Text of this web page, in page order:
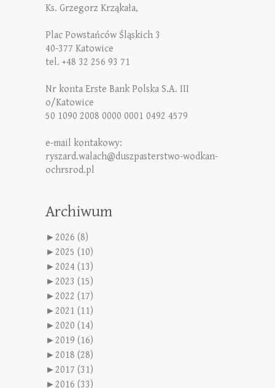
Ks. Grzegorz Krząkała,
Plac Powstańców Śląskich 3
40-377 Katowice
tel. +48 32 256 93 71
Nr konta Erste Bank Polska S.A. III
o/Katowice
50 1090 2008 0000 0001 0492 4579
e-mail kontakowy:
ryszard.walach@duszpasterstwo-wodkan-
ochrsrod.pl
Archiwum
►2026 (8)
►2025 (10)
►2024 (13)
►2023 (15)
►2022 (17)
►2021 (11)
►2020 (14)
►2019 (16)
►2018 (28)
►2017 (31)
►2016 (33)